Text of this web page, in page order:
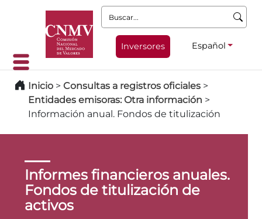
Buscar:
Inversores Español
Inicio > Consultas a registros oficiales >
Entidades emisoras: Otra información >
Información anual. Fondos de titulización
Informes financieros anuales.
Fondos de titulización de
activos